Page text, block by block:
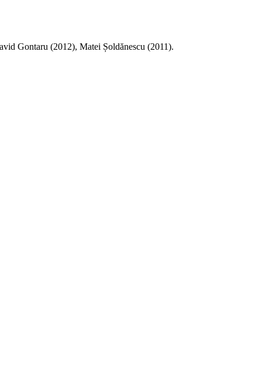
Gontaru (2012), Matei Șoldănescu (2011).